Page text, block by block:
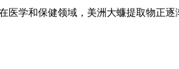
学和保健领域，美洲大蠊提取物正